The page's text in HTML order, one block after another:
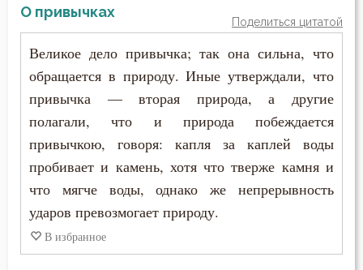
Промысел Божий
Пророчество
Прошение
Прощение
Пьянство
О привычках
Поделиться цитатой
Великое дело привычка; так она сильна, что
обращается в природу. Иные утверждали, что
привычка — вторая природа, а другие
полагали, что и природа побеждается
привычкою, говоря: капля за каплей воды
пробивает и камень, хотя что тверже камня и
что мягче воды, однако же непрерывность
ударов превозмогает природу.
В избранное